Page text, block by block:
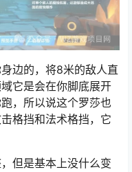
边的，将8米的敌人直
它是会在你脚底展开
，所以说这个罗莎也
格挡和法术格挡，它
但是基本上没什么变